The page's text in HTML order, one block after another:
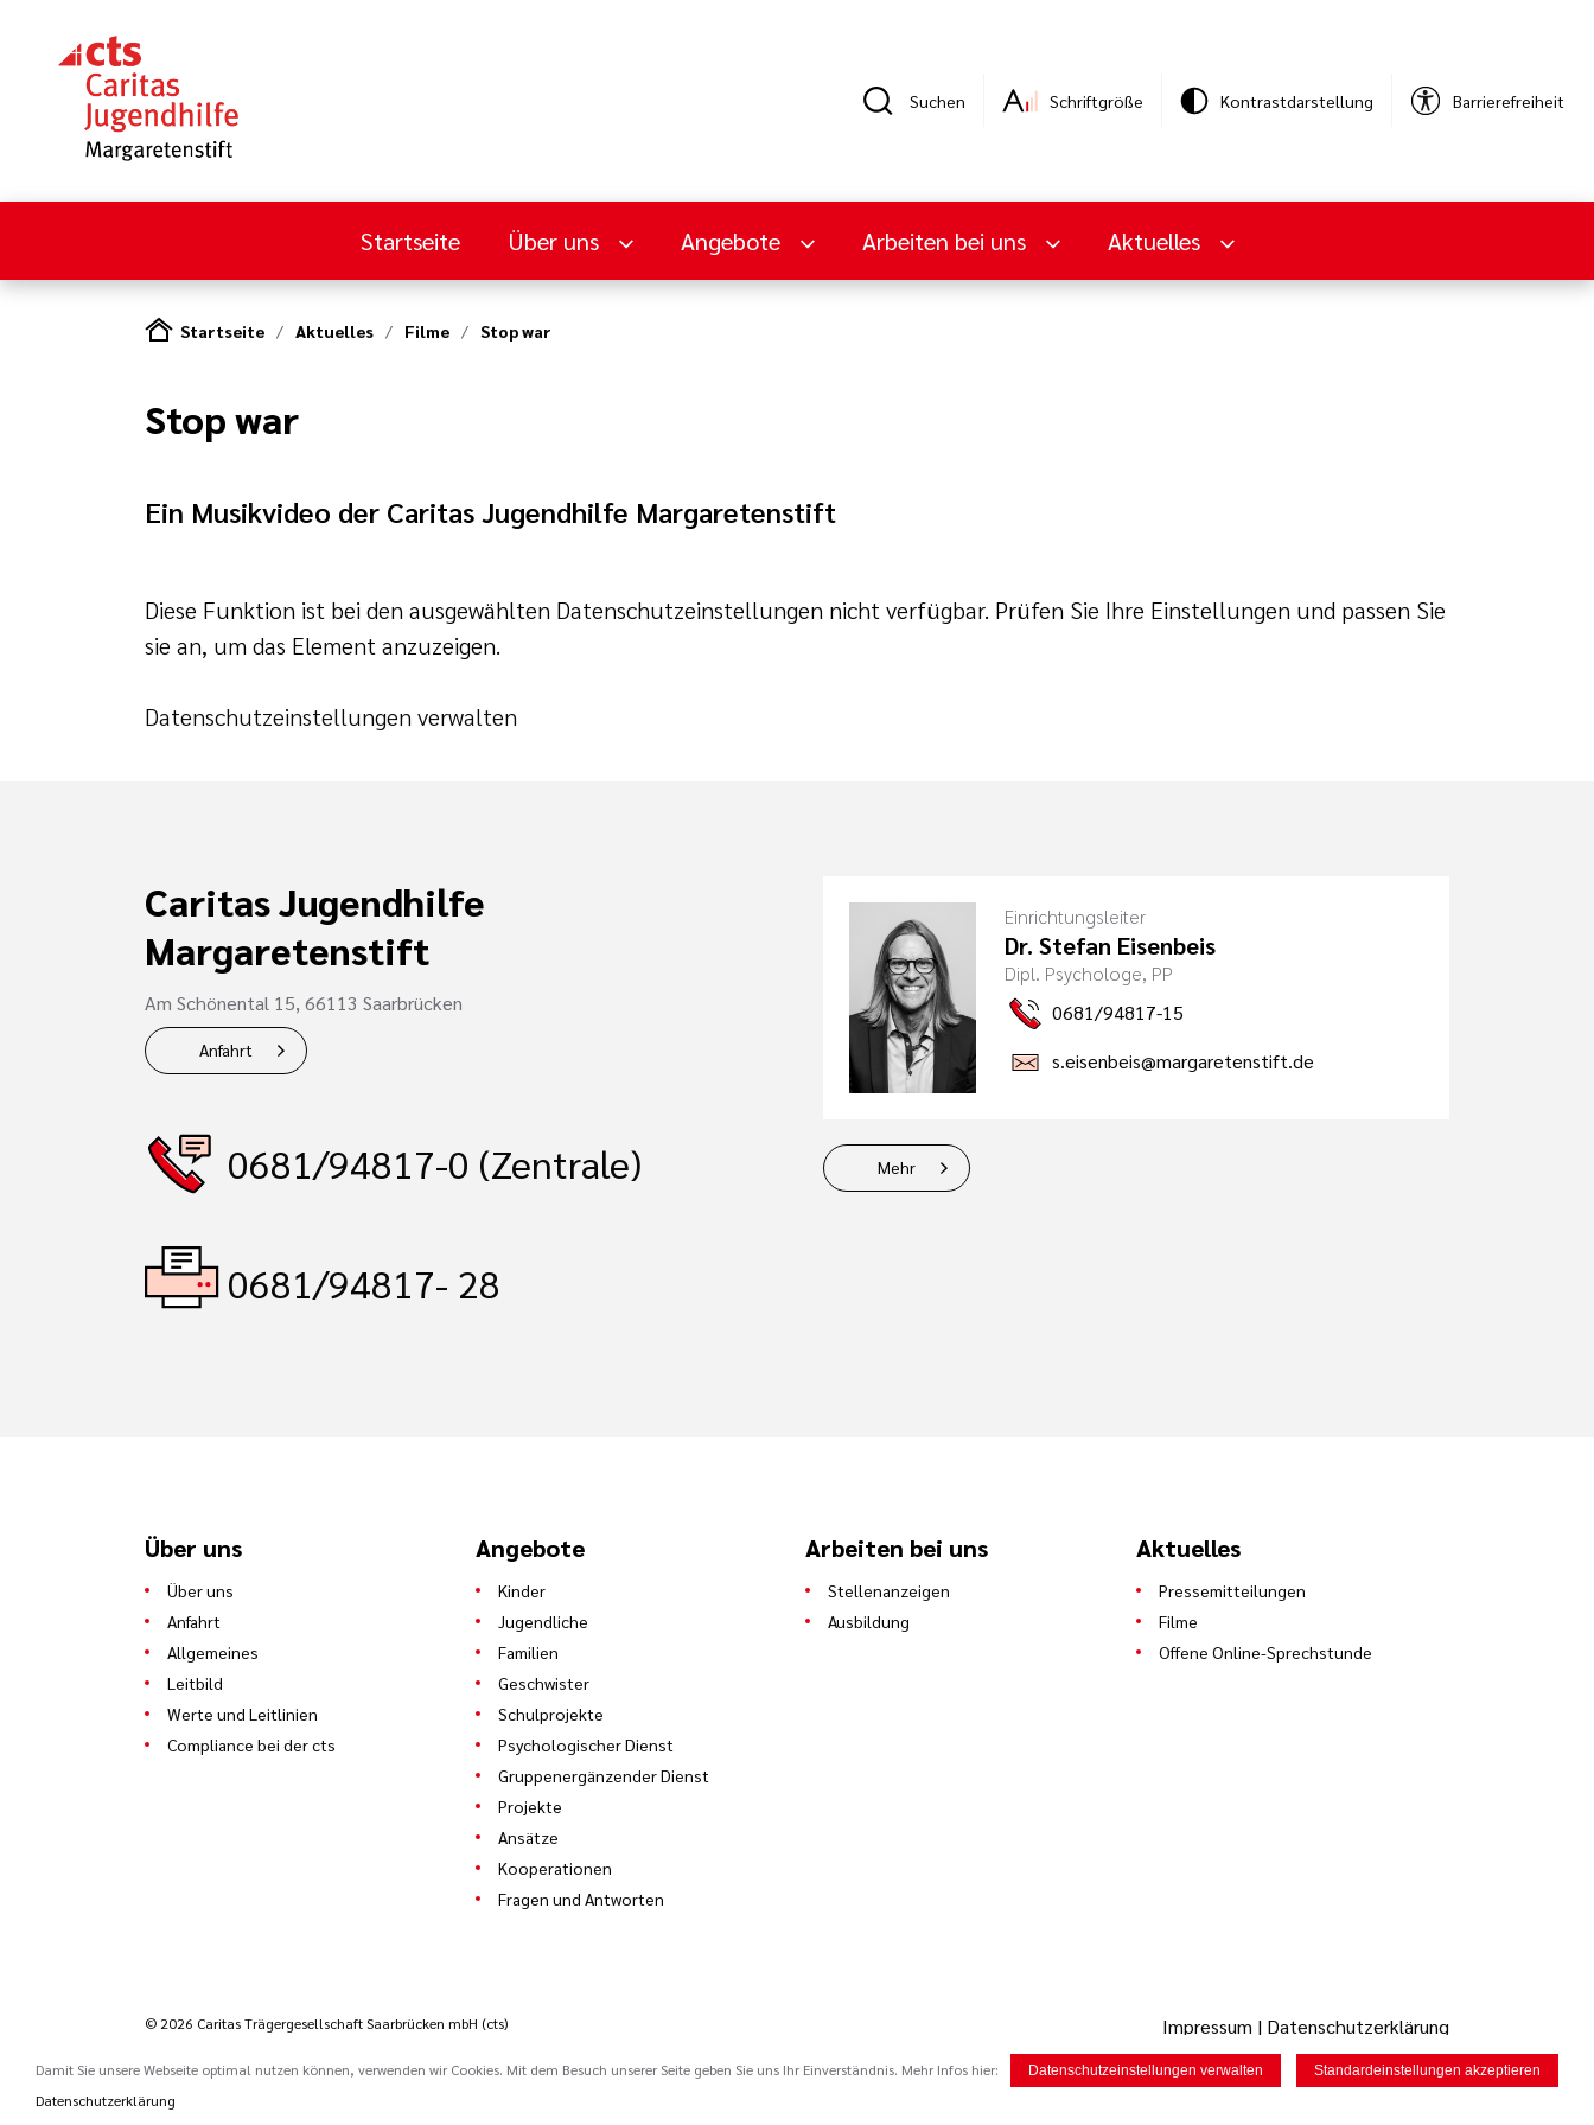
Suchen Schriftgröße Kontrastdarstellung Barrierefreiheit
Startseite Über uns Angebote Arbeiten bei uns Aktuelles
Startseite Aktuelles Filme Stop war
Stop war
Ein Musikvideo der Caritas Jugendhilfe Margaretenstift
Diese Funktion ist bei den ausgewählten Datenschutzeinstellungen nicht verfügbar. Prüfen Sie Ihre Einstellungen und passen Sie
sie an, um das Element anzuzeigen.
Datenschutzeinstellungen verwalten
Caritas Jugendhilfe
Margaretenstift
Am Schönental 15, 66113 Saarbrücken
Anfahrt
0681/94817-0 (Zentrale)
0681/94817- 28
Einrichtungsleiter
Dr. Stefan Eisenbeis
Dipl. Psychologe, PP
0681/94817-15
s.eisenbeis@margaretenstift.de
Mehr
Über uns
Über uns
Anfahrt
Allgemeines
Leitbild
Werte und Leitlinien
Compliance bei der cts
Angebote
Kinder
Jugendliche
Familien
Geschwister
Schulprojekte
Psychologischer Dienst
Gruppenergänzender Dienst
Projekte
Ansätze
Kooperationen
Fragen und Antworten
Arbeiten bei uns
Stellenanzeigen
Ausbildung
Aktuelles
Pressemitteilungen
Filme
Offene Online-Sprechstunde
© 2026 Caritas Trägergesellschaft Saarbrücken mbH (cts) Impressum | Datenschutzerklärung
Datenschutzeinstellungen verwalten Standardeinstellungen akzeptieren
Damit Sie unsere Webseite optimal nutzen können, verwenden wir Cookies. Mit dem Besuch unserer Seite geben Sie uns Ihr Einverständnis. Mehr Infos hier:
Datenschutzerklärung